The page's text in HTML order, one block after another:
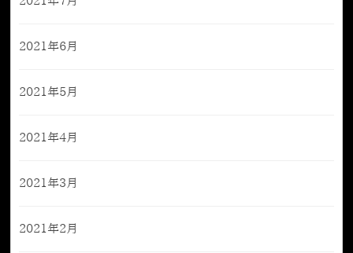
2021年6月
2021年5月
2021年4月
2021年3月
2021年2月